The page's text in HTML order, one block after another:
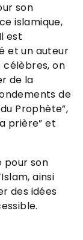
son
islamique,
est
et un auteur
célèbres, on
de la
de
Prophète”,
prière” et
pour son
ainsi
des idées